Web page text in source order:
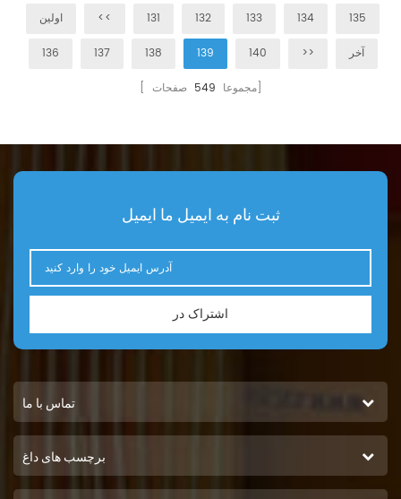
اولین << 131 132 133 134 135
136 137 138 139 140 >> آخر
[ مجموعا 549 صفحات]
ثبت نام به ایمیل ما ایمیل
اشتراک در
تماس با ما
برچسب های داغ